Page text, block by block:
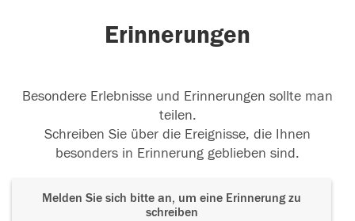
Erinnerungen
Besondere Erlebnisse und Erinnerungen sollte man
teilen.
Schreiben Sie über die Ereignisse, die Ihnen
besonders in Erinnerung geblieben sind.
Melden Sie sich bitte an, um eine Erinnerung zu
schreiben